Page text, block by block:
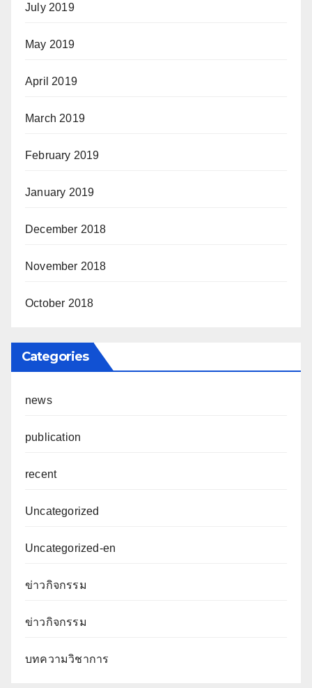
July 2019
May 2019
April 2019
March 2019
February 2019
January 2019
December 2018
November 2018
October 2018
Categories
news
publication
recent
Uncategorized
Uncategorized-en
ข่าวกิจกรรม
ข่าวกิจกรรม
บทความวิชาการ